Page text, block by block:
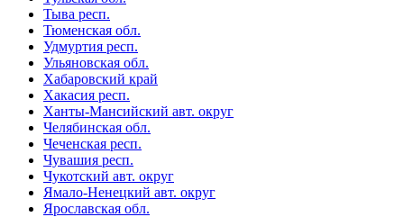
Тыва респ.
Тюменская обл.
Удмуртия респ.
Ульяновская обл.
Хабаровский край
Хакасия респ.
Ханты-Мансийский авт. округ
Челябинская обл.
Чеченская респ.
Чувашия респ.
Чукотский авт. округ
Ямало-Ненецкий авт. округ
Ярославская обл.